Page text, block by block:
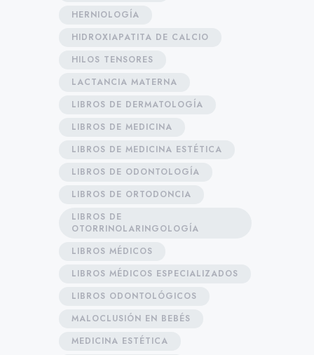
HERNIOLOGÍA
HIDROXIAPATITA DE CALCIO
HILOS TENSORES
LACTANCIA MATERNA
LIBROS DE DERMATOLOGÍA
LIBROS DE MEDICINA
LIBROS DE MEDICINA ESTÉTICA
LIBROS DE ODONTOLOGÍA
LIBROS DE ORTODONCIA
LIBROS DE
OTORRINOLARINGOLOGÍA
LIBROS MÉDICOS
LIBROS MÉDICOS ESPECIALIZADOS
LIBROS ODONTOLÓGICOS
MALOCLUSIÓN EN BEBÉS
MEDICINA ESTÉTICA